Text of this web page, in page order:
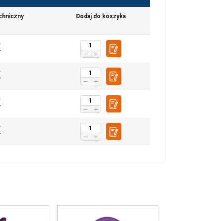
Dodaj do koszyka
POLISH
ENGLISH TRANSLATION
zebrali w